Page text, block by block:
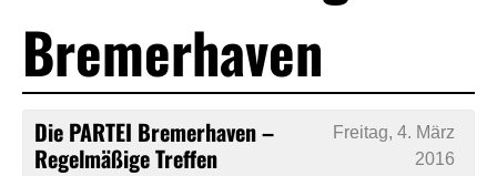
Bremerhaven
Die PARTEI Bremerhaven –
Regelmäßige Treffen
Freitag, 4. März
2016